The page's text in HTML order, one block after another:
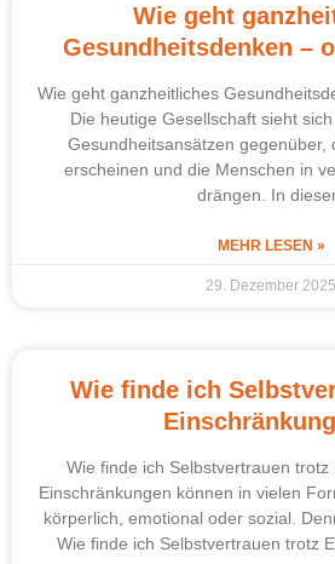
Wie geht
Gesundheitsdenken –
Wie geht ganzheitliches
Die heutige Gesellschaft sieht
Gesundheitsansätzen gegenüber,
erscheinen und die Menschen in
drängen. In
MEHR LESEN »
29. Dezember 2025
Wie finde ich
Wie finde ich Selbstvertrauen trotz
Einschränkungen können in vielen
körperlich, emotional oder sozial.
Wie finde ich Selbstvertrauen trotz